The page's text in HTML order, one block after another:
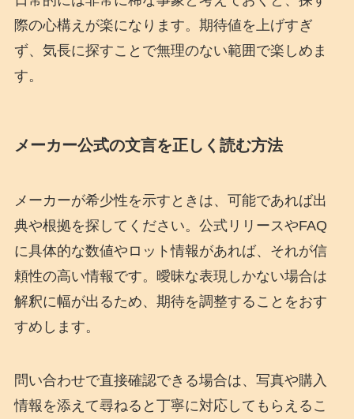
際の心構えが楽になります。期待値を上げすぎ
ず、気長に探すことで無理のない範囲で楽しめま
す。
メーカー公式の文言を正しく読む方法
メーカーが希少性を示すときは、可能であれば出
典や根拠を探してください。公式リリースやFAQ
に具体的な数値やロット情報があれば、それが信
頼性の高い情報です。曖昧な表現しかない場合は
解釈に幅が出るため、期待を調整することをおす
すめします。
問い合わせで直接確認できる場合は、写真や購入
情報を添えて尋ねると丁寧に対応してもらえるこ